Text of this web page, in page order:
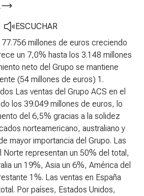
ESCUCHAR
millones de euros creciendo
un 7,0% hasta los 3.148 millones
neto del Grupo se mantiene
(54 millones de euros) 1.
Las ventas del Grupo ACS en el
los 39.049 millones de euros, lo
del 6,5% gracias a la solidez
norteamericano, australiano y
mayor importancia del Grupo. Las
Norte representan un 50% del total,
un 19%, Asia un 6%, América del
1%. Las ventas en España
Por países, Estados Unidos,